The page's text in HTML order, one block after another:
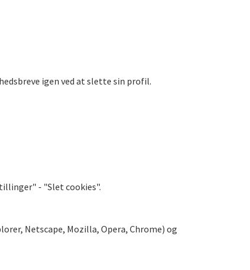
igen ved at slette sin profil.
- "Slet cookies".
Netscape, Mozilla, Opera, Chrome) og